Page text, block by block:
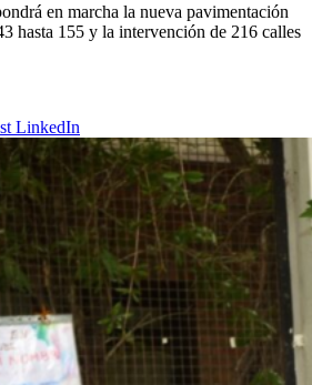
en marcha la nueva pavimentación
hasta 155 y la intervención de 216 calles
LinkedIn